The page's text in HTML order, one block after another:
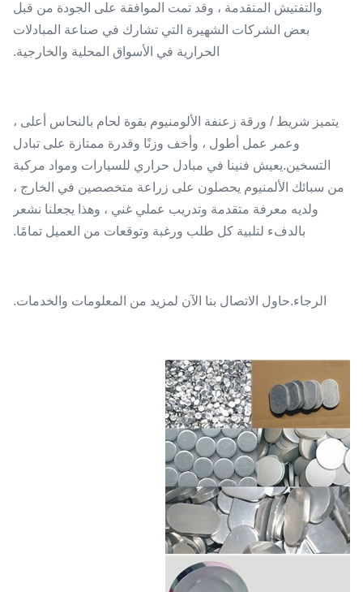
والتفتيش المتقدمة ، وقد تمت الموافقة على الجودة من قبل
بعض الشركات الشهيرة التي تشارك في صناعة المبادلات
الحرارية في الأسواق المحلية والخارجية.
يتميز شريط / ورقة زعنفة الألومنيوم بقوة لحام بالنحاس أعلى ،
وعمر عمل أطول ، وأخف وزنًا وقدرة ممتازة على تبادل
التسخين.يعيش فنينا في مبادل حراري للسيارات ومواد مركبة
من سبائك الألمنيوم يحصلون على زراعة متخصصين في الخارج ،
ولديه معرفة متقدمة وتدريب عملي غني ، وهذا يجعلنا نشعر
بالدفء لتلبية كل طلب ورغبة وتوقعات من العميل تمامًا.
الرجاء.حاول الاتصال بنا الآن لمزيد من المعلومات والخدمات.